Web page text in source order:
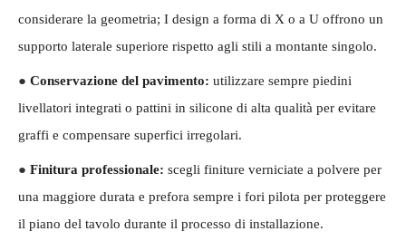
considerare la geometria; I design a forma di X o a U offrono un
supporto laterale superiore rispetto agli stili a montante singolo.
● Conservazione del pavimento: utilizzare sempre piedini
livellatori integrati o pattini in silicone di alta qualità per evitare
graffi e compensare superfici irregolari.
● Finitura professionale: scegli finiture verniciate a polvere per
una maggiore durata e prefora sempre i fori pilota per proteggere
il piano del tavolo durante il processo di installazione.